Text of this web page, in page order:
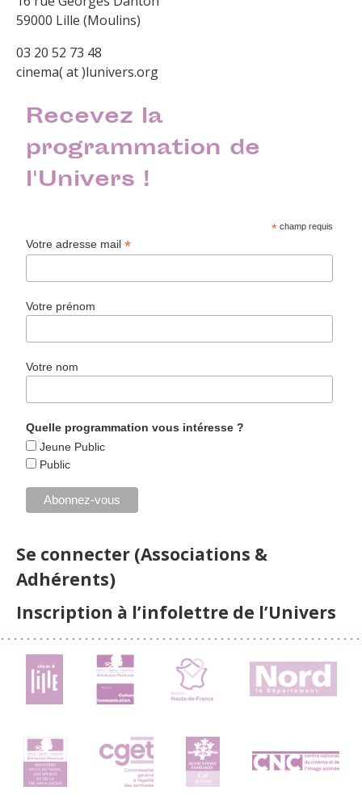
59000 Lille (Moulins)
03 20 52 73 48
cinema( at )lunivers.org
Recevez la
programmation de
l'Univers !
* champ requis
Votre adresse mail*
Votre prénom
Votre nom
Quelle programmation vous intéresse ?
Jeune Public
Public
Se connecter (Associations &
Adhérents)
Inscription à l’infolettre de l’Univers